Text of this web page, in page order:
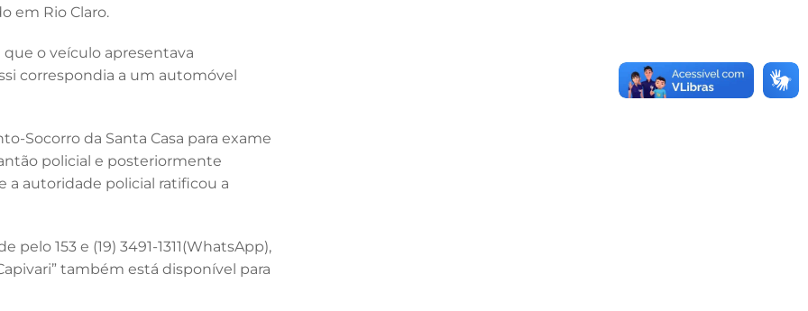
em Rio Claro.
o veículo apresentava
correspondia a um automóvel
Socorro da Santa Casa para exame
policial e posteriormente
a autoridade policial ratificou a
153 e (19) 3491-1311(WhatsApp),
também está disponível para